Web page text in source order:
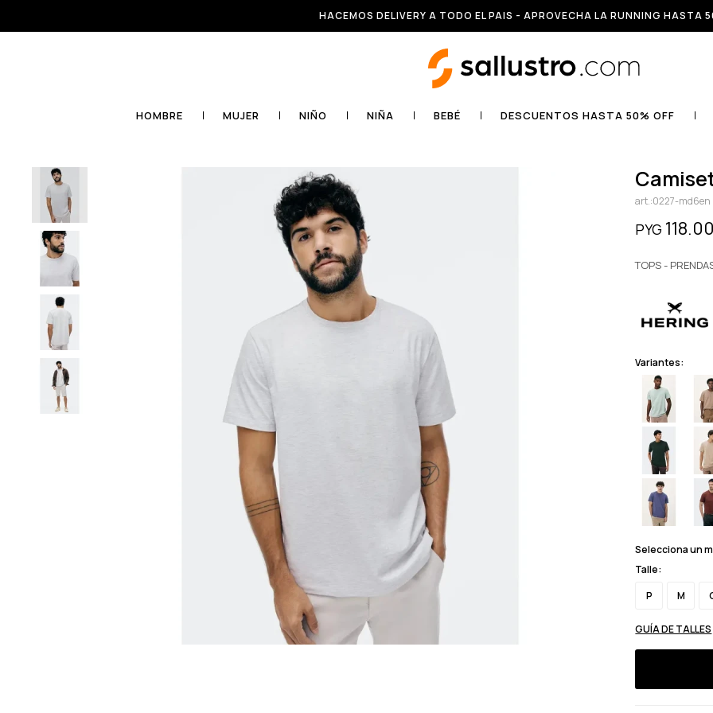
HACEMOS DELIVERY A TODO EL PAIS - APROVECHA LA RUNNING HASTA
HOMBRE MUJER NIÑO NIÑA BEBÉ DESCUENTOS HASTA 50% OFF
0227-md6en
PYG
TOPS -
Variantes:
Selecciona un
Talle:
P
M
GUÍA DE TALLES